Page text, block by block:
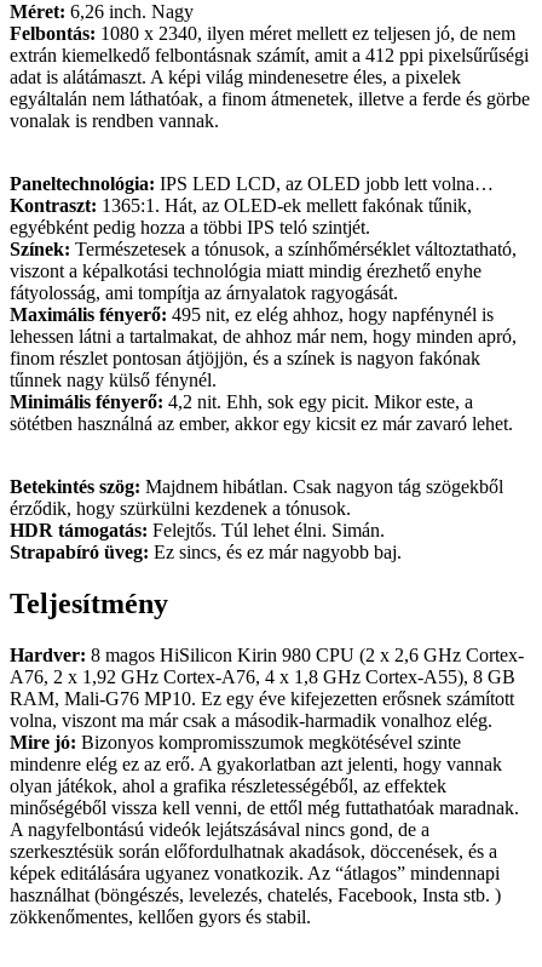
Méret: 6,26 inch. Nagy
Felbontás: 1080 x 2340, ilyen méret mellett ez teljesen jó, de nem
extrán kiemelkedő felbontásnak számít, amit a 412 ppi pixelsűrűségi
adat is alátámaszt. A képi világ mindenesetre éles, a pixelek
egyáltalán nem láthatóak, a finom átmenetek, illetve a ferde és görbe
vonalak is rendben vannak.
Paneltechnológia: IPS LED LCD, az OLED jobb lett volna…
Kontraszt: 1365:1. Hát, az OLED-ek mellett fakónak tűnik,
egyébként pedig hozza a többi IPS teló szintjét.
Színek: Természetesek a tónusok, a színhőmérséklet változtatható,
viszont a képalkotási technológia miatt mindig érezhető enyhe
fátyolosság, ami tompítja az árnyalatok ragyogását.
Maximális fényerő: 495 nit, ez elég ahhoz, hogy napfénynél is
lehessen látni a tartalmakat, de ahhoz már nem, hogy minden apró,
finom részlet pontosan átjöjjön, és a színek is nagyon fakónak
tűnnek nagy külső fénynél.
Minimális fényerő: 4,2 nit. Ehh, sok egy picit. Mikor este, a
sötétben használná az ember, akkor egy kicsit ez már zavaró lehet.
Betekintés szög: Majdnem hibátlan. Csak nagyon tág szögekből
érződik, hogy szürkülni kezdenek a tónusok.
HDR támogatás: Felejtős. Túl lehet élni. Simán.
Strapabíró üveg: Ez sincs, és ez már nagyobb baj.
Teljesítmény
Hardver: 8 magos HiSilicon Kirin 980 CPU (2 x 2,6 GHz Cortex-
A76, 2 x 1,92 GHz Cortex-A76, 4 x 1,8 GHz Cortex-A55), 8 GB
RAM, Mali-G76 MP10. Ez egy éve kifejezetten erősnek számított
volna, viszont ma már csak a második-harmadik vonalhoz elég.
Mire jó: Bizonyos kompromisszumok megkötésével szinte
mindenre elég ez az erő. A gyakorlatban azt jelenti, hogy vannak
olyan játékok, ahol a grafika részletességéből, az effektek
minőségéből vissza kell venni, de ettől még futtathatóak maradnak.
A nagyfelbontású videók lejátszásával nincs gond, de a
szerkesztésük során előfordulhatnak akadások, döccenések, és a
képek editálására ugyanez vonatkozik. Az “átlagos” mindennapi
használhat (böngészés, levelezés, chatelés, Facebook, Insta stb. )
zökkenőmentes, kellően gyors és stabil.